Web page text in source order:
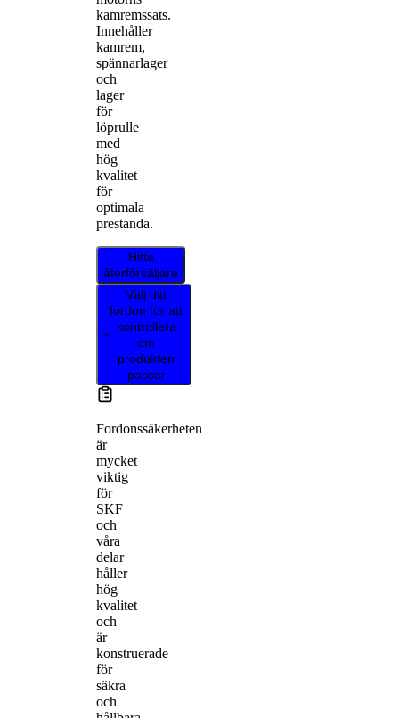
kamremssats.
Innehåller
kamrem,
spännarlager
och
lager
för
löprulle
med
hög
kvalitet
för
optimala
prestanda.
Hitta
återförsäljare
Välj ditt
fordon för att
kontrollera
om
produkten
passar
Fordonssäkerheten
är
mycket
viktig
för
SKF
och
våra
delar
håller
hög
kvalitet
och
är
konstruerade
för
säkra
och